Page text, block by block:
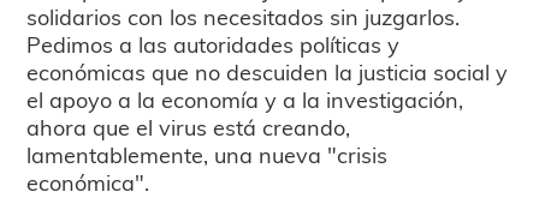
solidarios con los necesitados sin juzgarlos.
Pedimos a las autoridades políticas y
económicas que no descuiden la justicia social y
el apoyo a la economía y a la investigación,
ahora que el virus está creando,
lamentablemente, una nueva "crisis
económica".